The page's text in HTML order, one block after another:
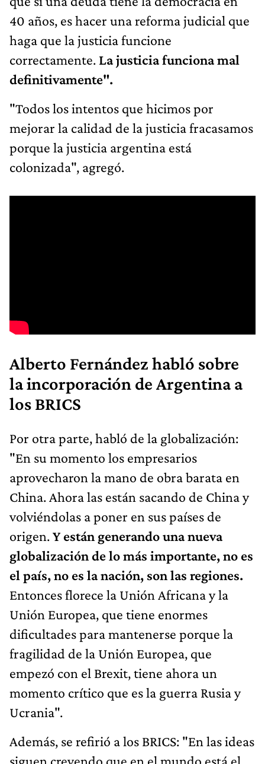
40 años, es hacer una reforma judicial que
haga que la justicia funcione
correctamente. La justicia funciona mal
definitivamente".
"Todos los intentos que hicimos por
mejorar la calidad de la justicia fracasamos
porque la justicia argentina está
colonizada", agregó.
Alberto Fernández habló sobre
la incorporación de Argentina a
los BRICS
Por otra parte, habló de la globalización:
"En su momento los empresarios
aprovecharon la mano de obra barata en
China. Ahora las están sacando de China y
volviéndolas a poner en sus países de
origen.Y están generando una nueva
globalización de lo más importante, no es
el país, no es la nación, son las regiones.
Entonces florece la Unión Africana y la
Unión Europea, que tiene enormes
dificultades para mantenerse porque la
fragilidad de la Unión Europea, que
empezó con el Brexit, tiene ahora un
momento crítico que es la guerra Rusia y
Ucrania".
Además, se refirió a los BRICS: "En las ideas
siguen creyendo que en el mundo está el